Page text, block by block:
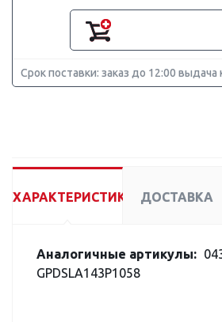
Срок поставки: заказ до 12:00 выдача
ХАРАКТЕРИСТИКИ ДОСТАВКА
Аналогичные артикулы:
GPDSLA143P1058